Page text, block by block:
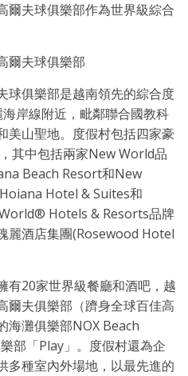
爾夫球俱樂部作為世界級綜合
爾夫球俱樂部
球俱樂部是越南領先的綜合度
岸線附近，毗鄰聯合國教科
美山聖地。度假村包括四家豪
其中包括兩家New World品
Beach Resort和New
Hotel & Suites和
Hotels & Resorts品牌
麗酒店集團(Rosewood Hotel
有20家世界級餐廳和酒吧，越
爾夫俱樂部（躋身全球百佳高
海灘俱樂部NOX Beach
部「Play」。度假村還為企
多種室內外場地，以最先進的